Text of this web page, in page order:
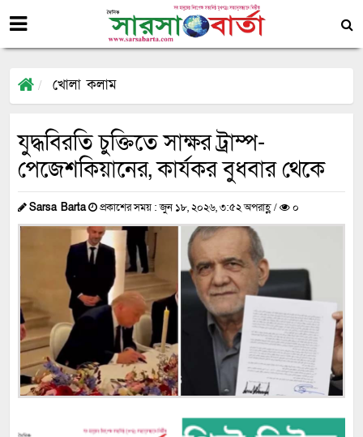
খোলা কলাম
যুদ্ধবিরতি চুক্তিতে সাক্ষর ট্রাম্প-
পেজেশকিয়ানের, কার্যকর বুধবার থেকে
Sarsa Barta প্রকাশের সময় : জুন ১৮, ২০২৬, ৩:৫২ অপরাহ্ণ / ০